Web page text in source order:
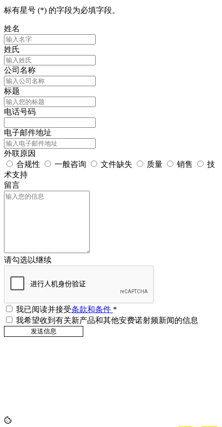
标有星号 (*) 的字段为必填字段。
姓名
姓氏
公司名称
标题
电话号码
电子邮件地址
外联原因
合规性
一般咨询 文件缺失 质量 销售
技
术支持
留言
请勾选以继续
我已阅读并接受条款和条件 *
我希望收到有关新产品和其他安费诺射频新闻的信息